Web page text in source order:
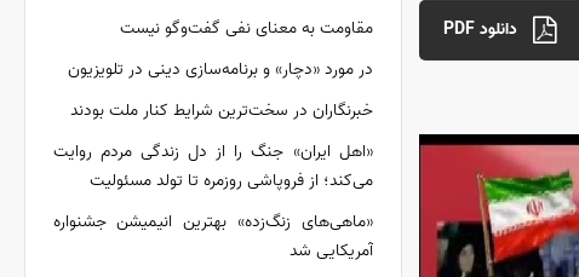
دانلود PDF
مقاومت به معنای نفی گفت‌و‌گو نیست
در مورد «دچار» و برنامه‌سازی دینی در تلویزیون
خبرنگاران در سخت‌ترین شرایط کنار ملت بودند
«اهل ایران» جنگ را از دل زندگی مردم روایت
می‌کند؛ از فروپاشی روزمره تا تولد مسئولیت
«ماهی‌های زنگ‌زده» بهترین انیمیشن جشنواره
آمریکایی شد